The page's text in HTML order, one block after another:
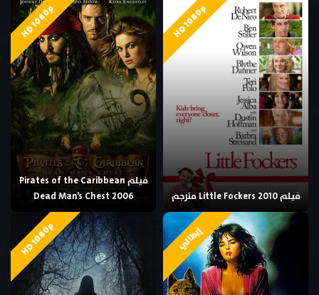
HD 1080p
فيلم Little Fockers 2010 مترجم
HD 1080p
فيلم Pirates of the Caribbean
Dead Man’s Chest 2006
إيطالي HD 1080p